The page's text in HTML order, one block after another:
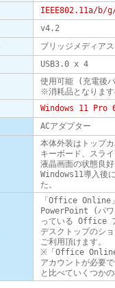
IEEE802.11a/b/
v4.2
ブリッジメディア
USB3.0 x 4
使用可能 (充電後
※消耗品となります
Windows 11 Pro
ACアダプター
本体外装はトップ
キーボード、スラ
液晶画面の状態良好
Windows11導入後
た。
「Office Online
PowerPoint (パワ
っている Office ア
デスクトップのシ
ご利用頂けます。
※「Office Online
アカウントが必
と比べていくつか